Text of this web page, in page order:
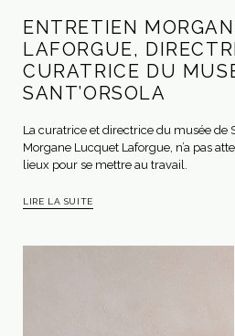
ENTRETIEN
LAFORGUE,
CURATRICE DU
SANT’ORSOLA
La curatrice et directrice du musée de
Morgane Lucquet Laforgue, n’a pas
lieux pour se mettre au travail.
LIRE LA SUITE